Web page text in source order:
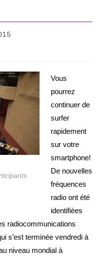
Vous
pourrez
continuer de
surfer
rapidement
sur votre
smartphone!
De nouvelles
fréquences
radio ont été
identifiées
radiocommunications
s’est terminée vendredi à
niveau mondial à